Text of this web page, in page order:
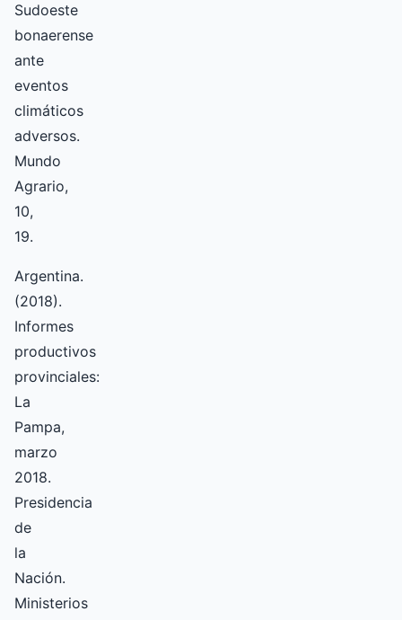
Sudoeste
bonaerense
ante
eventos
climáticos
adversos.
Mundo
Agrario,
10,
19.
Argentina.
(2018).
Informes
productivos
provinciales:
La
Pampa,
marzo
2018.
Presidencia
de
la
Nación.
Ministerios